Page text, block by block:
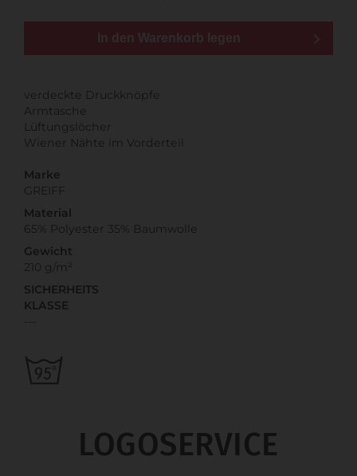
In den Warenkorb legen
verdeckte Druckknöpfe
Armtasche
Lüftungslöcher
Wiener Nähte im Vorderteil
Marke
GREIFF
Material
65% Polyester 35% Baumwolle
Gewicht
210 g/m²
SICHERHEITS
KLASSE
LOGOSERVICE